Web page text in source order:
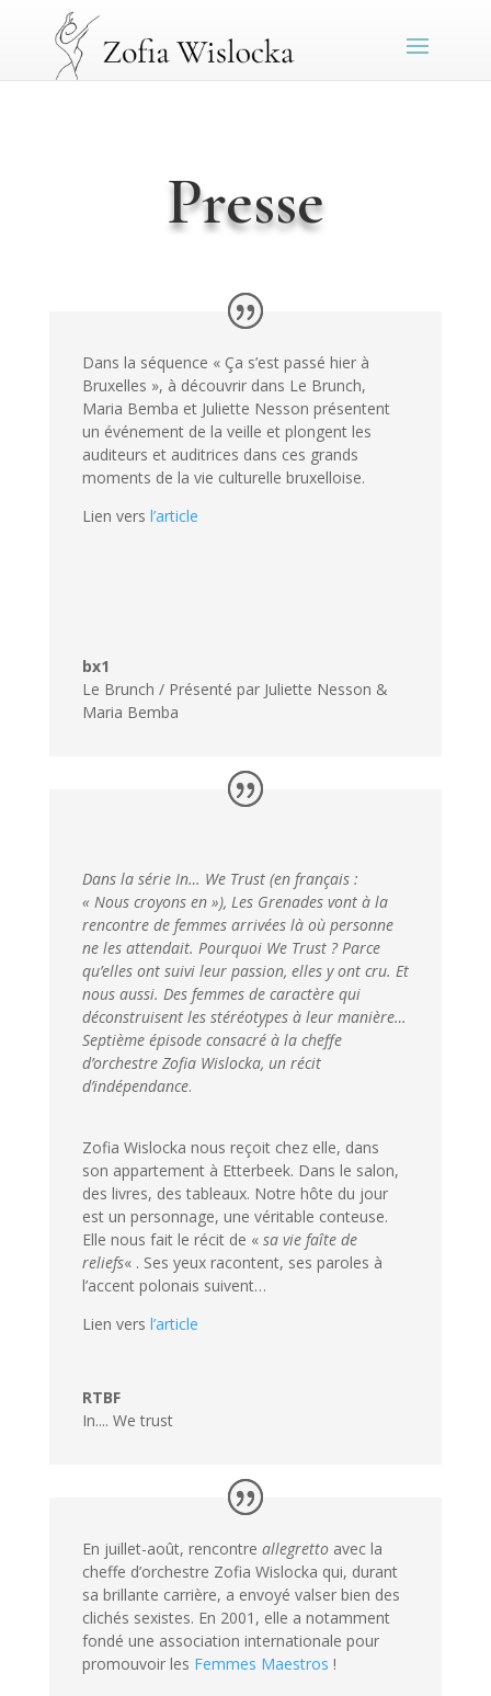
Presse
Dans la séquence « Ça s’est passé hier à
Bruxelles », à découvrir dans Le Brunch,
Maria Bemba et Juliette Nesson présentent
un événement de la veille et plongent les
auditeurs et auditrices dans ces grands
moments de la vie culturelle bruxelloise.
Lien vers l’article
bx1
Le Brunch / Présenté par Juliette Nesson &
Maria Bemba
Dans la série In… We Trust (en français :
« Nous croyons en »), Les Grenades vont à la
rencontre de femmes arrivées là où personne
ne les attendait. Pourquoi We Trust ? Parce
qu’elles ont suivi leur passion, elles y ont cru. Et
nous aussi. Des femmes de caractère qui
déconstruisent les stéréotypes à leur manière…
Septième épisode consacré à la cheffe
d’orchestre Zofia Wislocka, un récit
d’indépendance.
Zofia Wislocka nous reçoit chez elle, dans
son appartement à Etterbeek. Dans le salon,
des livres, des tableaux. Notre hôte du jour
est un personnage, une véritable conteuse.
Elle nous fait le récit de « sa vie faîte de
reliefs« . Ses yeux racontent, ses paroles à
l’accent polonais suivent…
Lien vers l’article
RTBF
In.... We trust
En juillet-août, rencontre allegrettoavec la
cheffe d’orchestre Zofia Wislocka qui, durant
sa brillante carrière, a envoyé valser bien des
clichés sexistes. En 2001, elle a notamment
fondé une association internationale pour
promouvoir les Femmes Maestros !